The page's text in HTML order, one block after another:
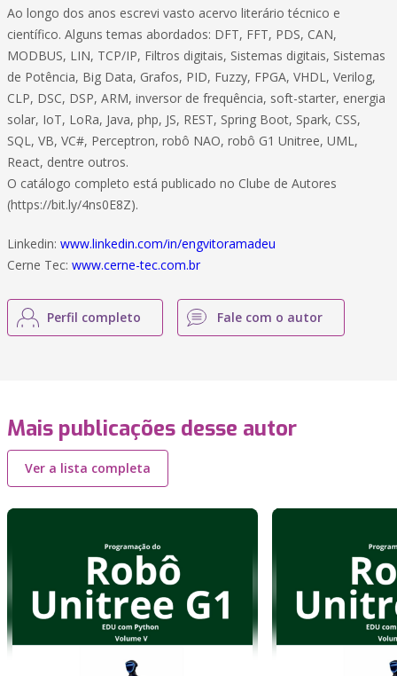
Ao longo dos anos escrevi vasto acervo literário técnico e
científico. Alguns temas abordados: DFT, FFT, PDS, CAN,
MODBUS, LIN, TCP/IP, Filtros digitais, Sistemas digitais, Sistemas
de Potência, Big Data, Grafos, PID, Fuzzy, FPGA, VHDL, Verilog,
CLP, DSC, DSP, ARM, inversor de frequência, soft-starter, energia
solar, IoT, LoRa, Java, php, JS, REST, Spring Boot, Spark, CSS,
SQL, VB, VC#, Perceptron, robô NAO, robô G1 Unitree, UML,
React, dentre outros.
O catálogo completo está publicado no Clube de Autores
(https://bit.ly/4ns0E8Z).
Linkedin: www.linkedin.com/in/engvitoramadeu
Cerne Tec: www.cerne-tec.com.br
Perfil completo Fale com o autor
Mais publicações desse autor
Ver a lista completa